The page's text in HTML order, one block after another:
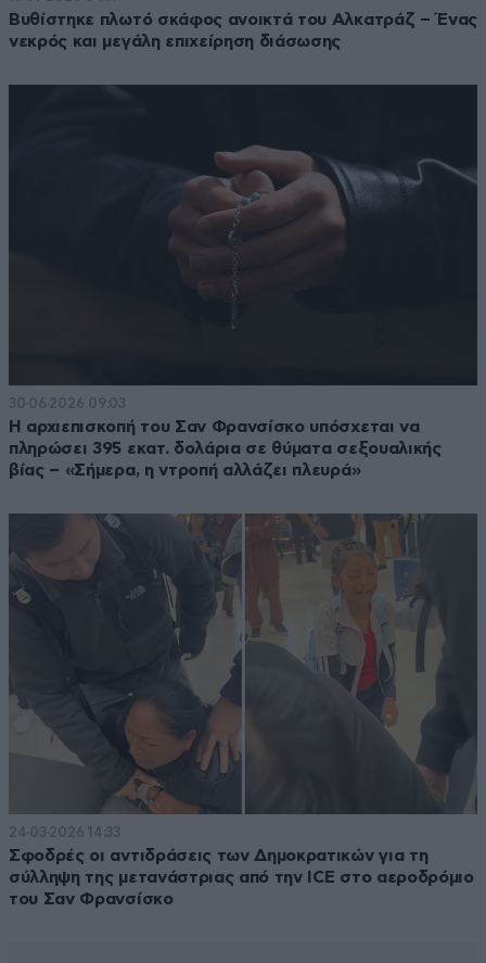
Βυθίστηκε πλωτό σκάφος ανοικτά του Αλκατράζ – Ένας
νεκρός και μεγάλη επιχείρηση διάσωσης
30·06·2026 09:03
Η αρχιεπισκοπή του Σαν Φρανσίσκο υπόσχεται να
πληρώσει 395 εκατ. δολάρια σε θύματα σεξουαλικής
βίας – «Σήμερα, η ντροπή αλλάζει πλευρά»
24·03·2026 14:33
Σφοδρές οι αντιδράσεις των Δημοκρατικών για τη
σύλληψη της μετανάστριας από την ICE στο αεροδρόμιο
του Σαν Φρανσίσκο